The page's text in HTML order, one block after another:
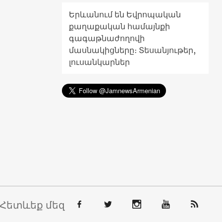
Երևանում են Եվրոպական
քաղաքական համայնքի
գագաթնաժողովի
մասնակիցները։ Տեսանյութեր,
լուսանկարներ
Հետևեք մեզ